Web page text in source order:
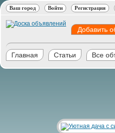
Ваш город Войти Регистрация
Добавить
Главная Статьи Все